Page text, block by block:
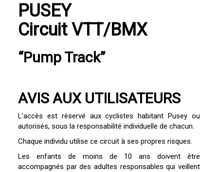
PUSEY
Circuit VTT/BMX
“Pump Track”
AVIS AUX UTILISATEURS
L’accès est réservé aux cyclistes habitant Pusey ou
autorisés, sous la responsabilité individuelle de chacun.
Chaque individu utilise ce circuit à ses propres risques.
Les enfants de moins de 10 ans doivent être
accompagnés par des adultes responsables qui veillent